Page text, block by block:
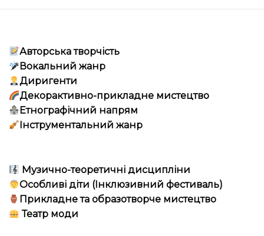
Авторська творчість
Вокальний жанр
Диригенти
Декорактивно-прикладне мистецтво
Етнографічний напрям
Інструментальний жанр
Музично-теоретичні дисципліни
Особливі діти (Інклюзивний фестиваль)
Прикладне та образотворче мистецтво
Театр моди